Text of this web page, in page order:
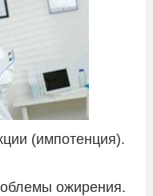
(импотенция).
ожирения.